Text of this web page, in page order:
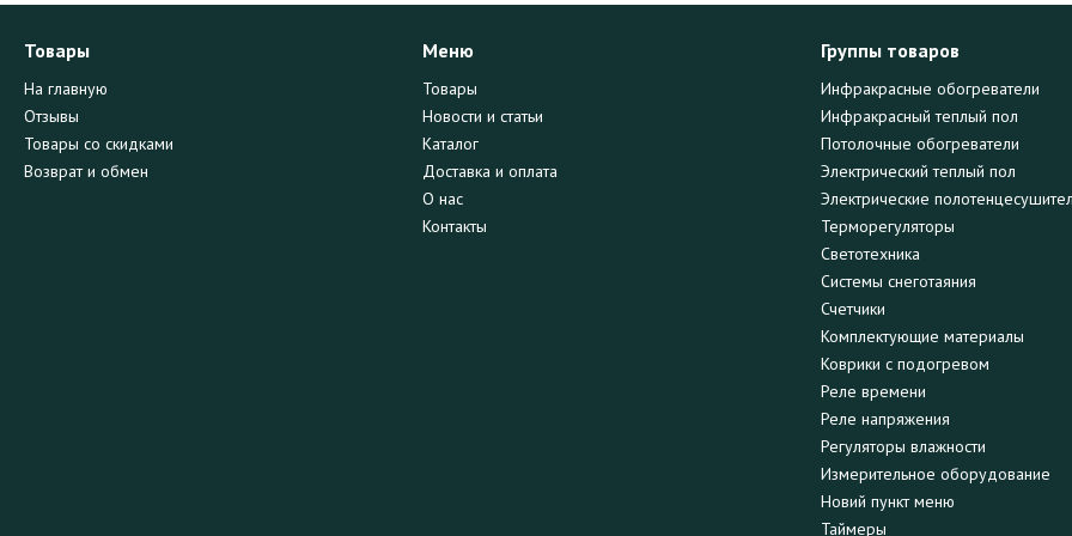
Товары
На главную
Отзывы
Товары со скидками
Возврат и обмен
Меню
Товары
Новости и статьи
Каталог
Доставка и оплата
О нас
Контакты
Группы товаров
Инфракрасные обогреватели
Инфракрасный теплый пол
Потолочные обогреватели
Электрический теплый пол
Электрические
Терморегуляторы
Светотехника
Системы снеготаяния
Счетчики
Комплектующие материалы
Коврики с подогревом
Реле времени
Реле напряжения
Регуляторы влажности
Измерительное оборудование
Новий пункт меню
Таймеры